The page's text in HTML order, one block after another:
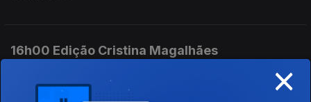
16h00 Edição Cristina Magalhães
×